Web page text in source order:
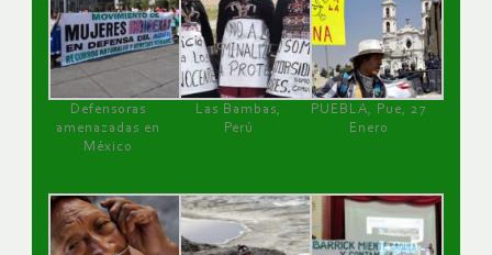
Defensoras
amenazadas en
México
Las Bambas,
Perú
PUEBLA, Pue, 27
Enero